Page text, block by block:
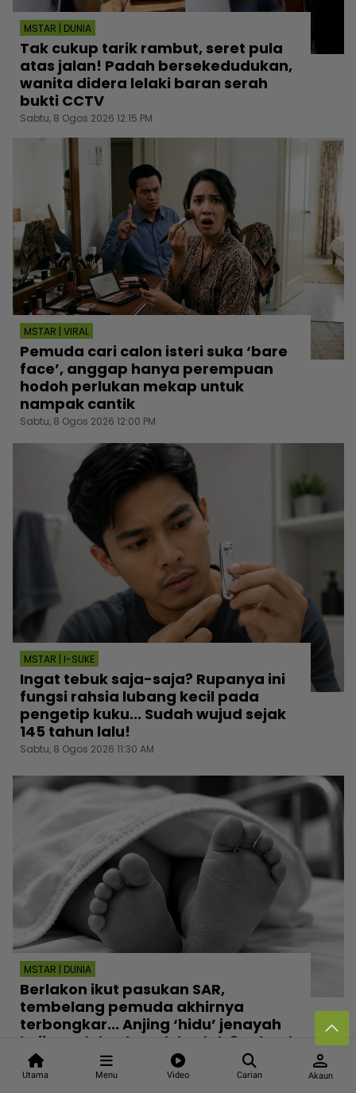
Utama Menu Video Carian
person
Akaun
MSTAR | DUNIA
Tak cukup tarik rambut, seret pula
atas jalan! Padah bersekedudukan,
wanita didera lelaki baran serah
bukti CCTV
Sabtu, 8 Ogos 2026 12:15 PM
MSTAR | VIRAL
Pemuda cari calon isteri suka ‘bare
face’, anggap hanya perempuan
hodoh perlukan mekap untuk
nampak cantik
Sabtu, 8 Ogos 2026 12:00 PM
MSTAR | I-SUKE
Ingat tebuk saja-saja? Rupanya ini
fungsi rahsia lubang kecil pada
pengetip kuku... Sudah wujud sejak
145 tahun lalu!
Sabtu, 8 Ogos 2026 11:30 AM
MSTAR | DUNIA
Berlakon ikut pasukan SAR,
tembelang pemuda akhirnya
terbongkar... Anjing ‘hidu’ jenayah
keji rogol dan bunuh budak 8 tahun!
Sabtu, 8 Ogos 2026 11:00 AM